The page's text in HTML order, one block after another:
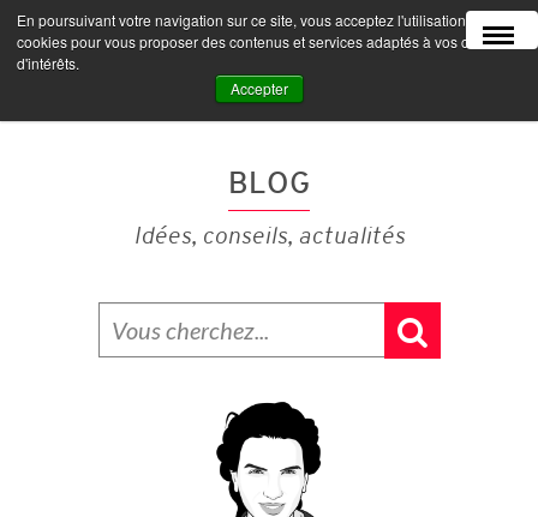
En poursuivant votre navigation sur ce site, vous acceptez l'utilisation de
cookies pour vous proposer des contenus et services adaptés à vos centres
d'intérêts.
Accepter
MENU
BLOG
Idées, conseils, actualités